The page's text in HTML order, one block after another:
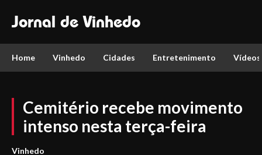
Jornal de Vinhedo
Home Vinhedo Cidades Entretenimento Vídeos
Cemitério recebe movimento
intenso nesta terça-feira
Vinhedo